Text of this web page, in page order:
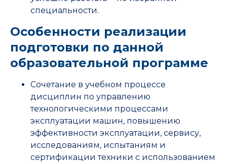
специальности.
Особенности реализации
подготовки по данной
образовательной программе
Сочетание в учебном процессе
дисциплин по управлению
технологическими процессами
эксплуатации машин, повышению
эффективности эксплуатации, сервису,
исследованиям, испытаниям и
сертификации техники с использованием